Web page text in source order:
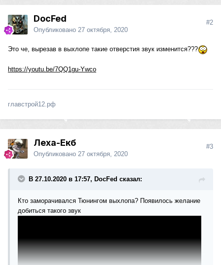
DocFed
Опубликовано 27 октября, 2020
#2
Это че, вырезав в выхлопе такие отверстия звук изменится???
https://youtu.be/7QQ1gu-Ywco
главстрой12.рф
Леха-Екб
Опубликовано 27 октября, 2020
#3
В 27.10.2020 в 17:57, DocFed сказал:
Кто заморачивался Тюнингом выхлопа? Появилось желание
добиться такого звук